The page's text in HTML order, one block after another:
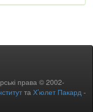
права © 2002-
та Х’юлет Пакард -